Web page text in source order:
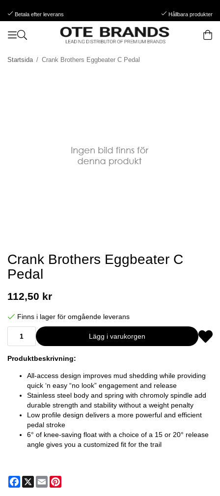
Betala efter leverans Hållbara produkter
Startsida / Crank Brothers Eggbeater C Pedal
Crank Brothers Eggbeater C
Pedal
112,50 kr
Finns i lager för omgående leverans
Lägg i varukorgen
Produktbeskrivning:
All-access design improves mud shedding while providing
quick ‘n easy “no look” engagement and release
Stainless steel body and spring with chromoly spindle add
durable strength and stability without a weight penalty
Low profile design delivers a more powerful and efficient
pedal stroke
6° of knee-saving float with a choice of a 15 or 20° release
angle gives you a customized fit for the trail
Facebook
X Email